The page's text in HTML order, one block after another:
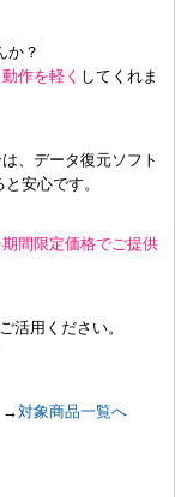
か？
作を軽く してくれま
、データ復元ソフト
安心です。
間限定価格でご提供
活用ください。
→対象商品一覧へ